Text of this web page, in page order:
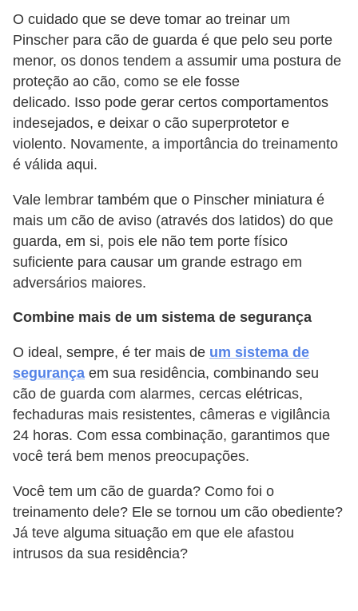
O cuidado que se deve tomar ao treinar um
Pinscher para cão de guarda é que pelo seu porte
menor, os donos tendem a assumir uma postura de
proteção ao cão, como se ele fosse
delicado. Isso pode gerar certos comportamentos
indesejados, e deixar o cão superprotetor e
violento. Novamente, a importância do treinamento
é válida aqui.
Vale lembrar também que o Pinscher miniatura é
mais um cão de aviso (através dos latidos) do que
guarda, em si, pois ele não tem porte físico
suficiente para causar um grande estrago em
adversários maiores.
Combine mais de um sistema de segurança
O ideal, sempre, é ter mais de um sistema de
segurança em sua residência, combinando seu
cão de guarda com alarmes, cercas elétricas,
fechaduras mais resistentes, câmeras e vigilância
24 horas. Com essa combinação, garantimos que
você terá bem menos preocupações.
Você tem um cão de guarda? Como foi o
treinamento dele? Ele se tornou um cão obediente?
Já teve alguma situação em que ele afastou
intrusos da sua residência?